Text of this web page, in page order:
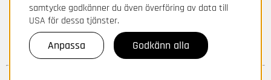
samtycke godkänner du även överföring av data till
USA för dessa tjänster.
Anpassa Godkänn alla